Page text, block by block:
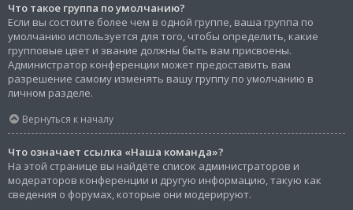
Что такое группа по умолчанию?
Если вы состоите более чем в одной группе, ваша группа по
умолчанию используется для того, чтобы определить, какие
групповые цвет и звание должны быть вам присвоены.
Администратор конференции может предоставить вам
разрешение самому изменять вашу группу по умолчанию в
личном разделе.
Вернуться к началу
Что означает ссылка «Наша команда»?
На этой странице вы найдёте список администраторов и
модераторов конференции и другую информацию, такую как
сведения о форумах, которые они модерируют.